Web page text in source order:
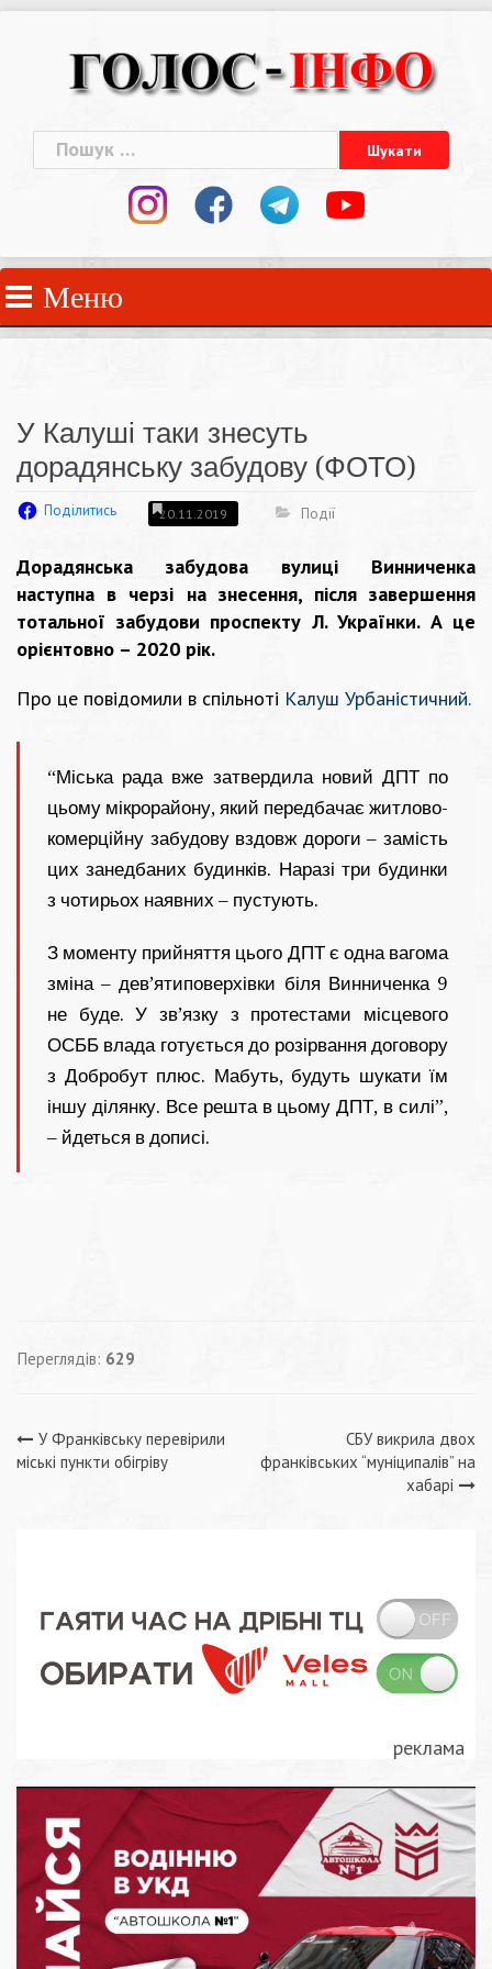
Пошук:
Меню
У Калуші таки знесуть
дорадянську забудову (ФОТО)
Поділитись 20.11.2019 Події
Дорадянська забудова вулиці Винниченка
наступна в черзі на знесення, після завершення
тотальної забудови проспекту Л. Українки. А це
орієнтовно – 2020 рік.
Про це повідомили в спільноті Калуш Урбаністичний.
“Міська рада вже затвердила новий ДПТ по
цьому мікрорайону, який передбачає житлово-
комерційну забудову вздовж дороги – замість
цих занедбаних будинків. Наразі три будинки
з чотирьох наявних – пустують.
З моменту прийняття цього ДПТ є одна вагома
зміна – дев’ятиповерхівки біля Винниченка 9
не буде. У зв’язку з протестами місцевого
ОСББ влада готується до розірвання договору
з Добробут плюс. Мабуть, будуть шукати їм
іншу ділянку. Все решта в цьому ДПТ, в силі”,
– йдеться в дописі.
Переглядів: 629
Навігація
У Франківську перевірили
міські пункти обігріву
СБУ викрила двох
франківських “муніципалів” на
хабарі